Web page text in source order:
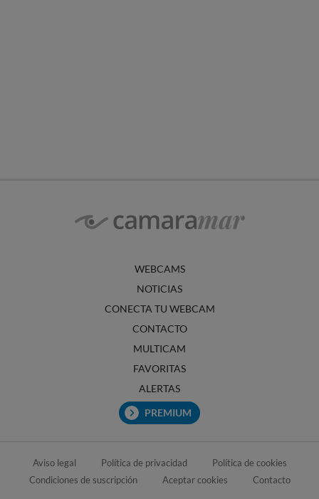
WEBCAMS
NOTICIAS
CONECTA TU WEBCAM
CONTACTO
MULTICAM
FAVORITAS
ALERTAS
PREMIUM
Aviso legal Política de privacidad
Política de cookies
Condiciones de suscripción
Aceptar cookies Contacto